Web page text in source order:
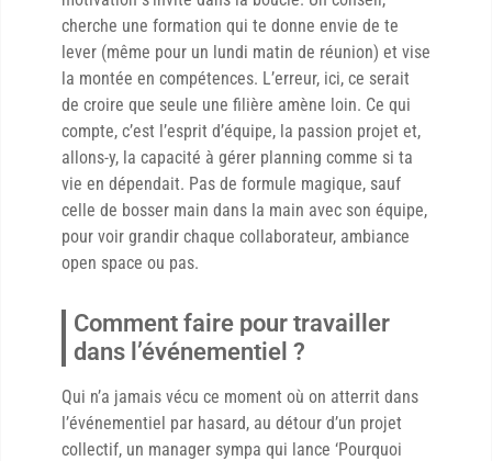
cherche une formation qui te donne envie de te
lever (même pour un lundi matin de réunion) et vise
la montée en compétences. L’erreur, ici, ce serait
de croire que seule une filière amène loin. Ce qui
compte, c’est l’esprit d’équipe, la passion projet et,
allons-y, la capacité à gérer planning comme si ta
vie en dépendait. Pas de formule magique, sauf
celle de bosser main dans la main avec son équipe,
pour voir grandir chaque collaborateur, ambiance
open space ou pas.
Comment faire pour travailler
dans l’événementiel ?
Qui n’a jamais vécu ce moment où on atterrit dans
l’événementiel par hasard, au détour d’un projet
collectif, un manager sympa qui lance ‘Pourquoi